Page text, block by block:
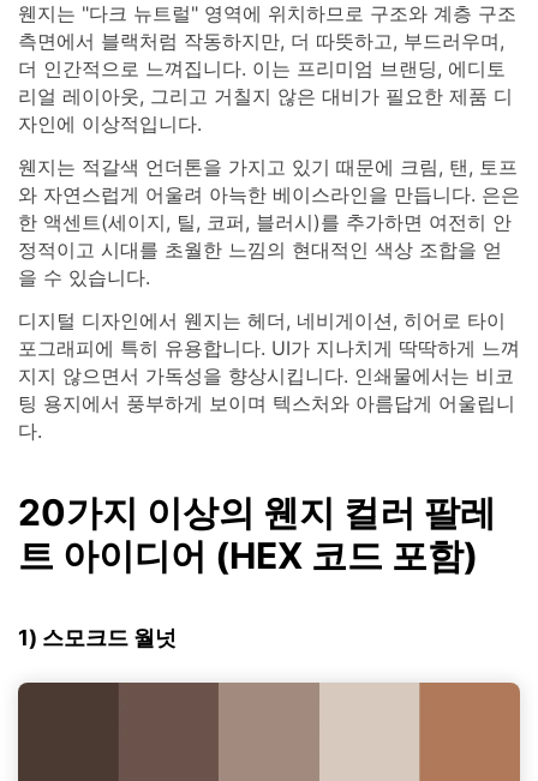
웬지는 "다크 뉴트럴" 영역에 위치하므로 구조와 계층 구조
측면에서 블랙처럼 작동하지만, 더 따뜻하고, 부드러우며,
더 인간적으로 느껴집니다. 이는 프리미엄 브랜딩, 에디토
리얼 레이아웃, 그리고 거칠지 않은 대비가 필요한 제품 디
자인에 이상적입니다.
웬지는 적갈색 언더톤을 가지고 있기 때문에 크림, 탠, 토프
와 자연스럽게 어울려 아늑한 베이스라인을 만듭니다. 은은
한 액센트(세이지, 틸, 코퍼, 블러시)를 추가하면 여전히 안
정적이고 시대를 초월한 느낌의 현대적인 색상 조합을 얻
을 수 있습니다.
디지털 디자인에서 웬지는 헤더, 네비게이션, 히어로 타이
포그래피에 특히 유용합니다. UI가 지나치게 딱딱하게 느껴
지지 않으면서 가독성을 향상시킵니다. 인쇄물에서는 비코
팅 용지에서 풍부하게 보이며 텍스처와 아름답게 어울립니
다.
20가지 이상의 웬지 컬러 팔레
트 아이디어 (HEX 코드 포함)
1) 스모크드 월넛